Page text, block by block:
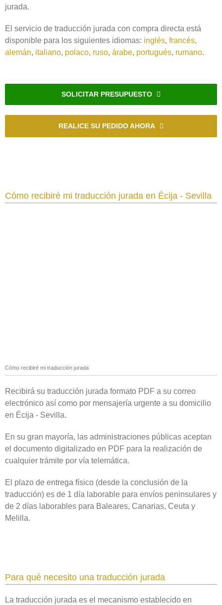
jurada.
El servicio de traducción jurada con compra directa está
disponible para los siguientes idiomas: inglés, francés,
alemán, italiano, polaco, ruso, árabe, portugués, rumano.
SOLICITAR PRESUPUESTO
REALICE SU PEDIDO AHORA
Cómo recibiré mi traducción jurada en Écija - Sevilla
Cómo recibiré mi traducción jurada
Recibirá su traducción jurada formato PDF a su correo
electrónico así como por mensajería urgente a su domicilio
en Écija - Sevilla.
En su gran mayoría, las administraciones públicas aceptan
el documento digitalizado en PDF para la realización de
cualquier trámite por vía telemática.
El plazo de entrega físico (desde la conclusión de la
traducción) es de 1 día laborable para envíos peninsulares y
de 2 días laborables para Baleares, Canarias, Ceuta y
Melilla.
Para qué necesito una traducción jurada
La traducción jurada es el mecanismo establecido en